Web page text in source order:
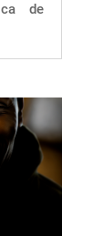
de